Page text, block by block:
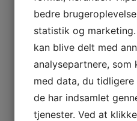
Makita Dobbelt
MAKPAC – Li-
kr.1.000,00 kr. 1.250,00 inkl.
Makita Batteri –
bedre
statistik og
kan blive delt med
analysepartnere, som
med data, du
de har indsamlet
tjenester. Ved at